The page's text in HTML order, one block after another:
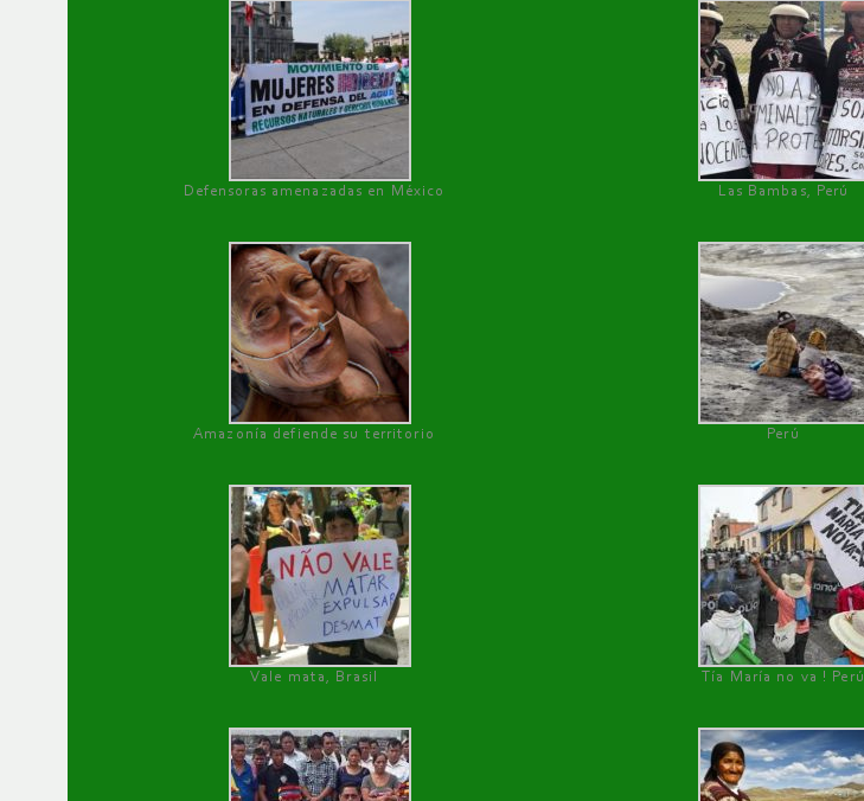
Defensoras amenazadas en México Las Bambas, Perú
Amazonía defiende su territorio Perú
Vale mata, Brasil Tía María no va ! Perú